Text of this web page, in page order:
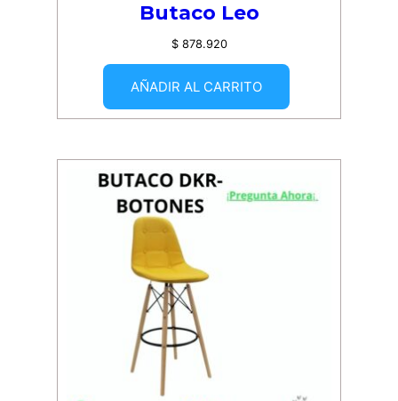
Butaco Leo
$878.920
AÑADIR AL CARRITO